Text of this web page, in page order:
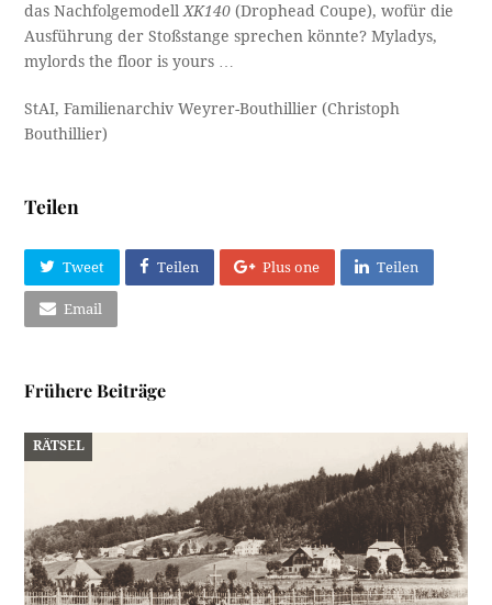
das Nachfolgemodell XK140 (Drophead Coupe), wofür die
Ausführung der Stoßstange sprechen könnte? Myladys,
mylords the floor is yours …
StAI, Familienarchiv Weyrer-Bouthillier (Christoph
Bouthillier)
Teilen
Tweet Teilen Plus one Teilen
Email
Frühere Beiträge
RÄTSEL